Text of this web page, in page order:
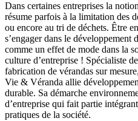
Dans certaines entreprises la
résume parfois à la limitation des
ou encore au tri de déchets. Être
s’engager dans le développement
comme un effet de mode dans la
culture d’entreprise ! Spécialiste
fabrication de vérandas sur
Vie & Véranda allie
durable. Sa démarche
d’entreprise qui fait partie
pratiques de la société.